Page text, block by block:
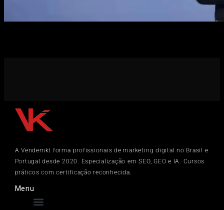
A Vendemkt forma profissionais de marketing digital no Brasil e
Portugal desde 2020. Especialização em SEO, GEO e IA. Cursos
práticos com certificação reconhecida.
Menu